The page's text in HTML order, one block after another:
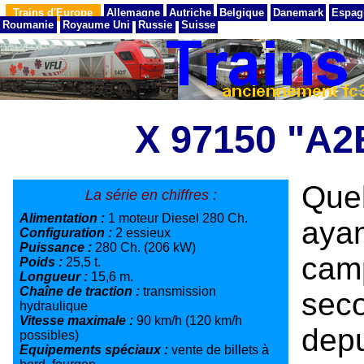
Trains d'Europe Allemagne Autriche Belgique Danemark
Roumanie
Royaume Uni Russie Suisse
X 97150
La série en chiffres :
Alimentation : 1 moteur Diesel 280 Ch.
Configuration : 2 essieux
Puissance : 280 Ch. (206 kW)
Poids : 25,5 t.
Longueur : 15,6 m.
Chaîne de traction : transmission
hydraulique
Vitesse maximale : 90 km/h (120 km/h
possibles)
Equipements spéciaux : vente de billets à